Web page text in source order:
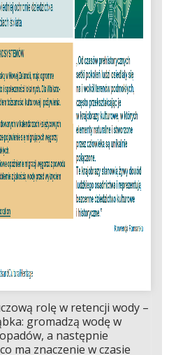
rolę w retencji wody –
gromadzą wodę w
a następnie
ma znaczenie w czasie